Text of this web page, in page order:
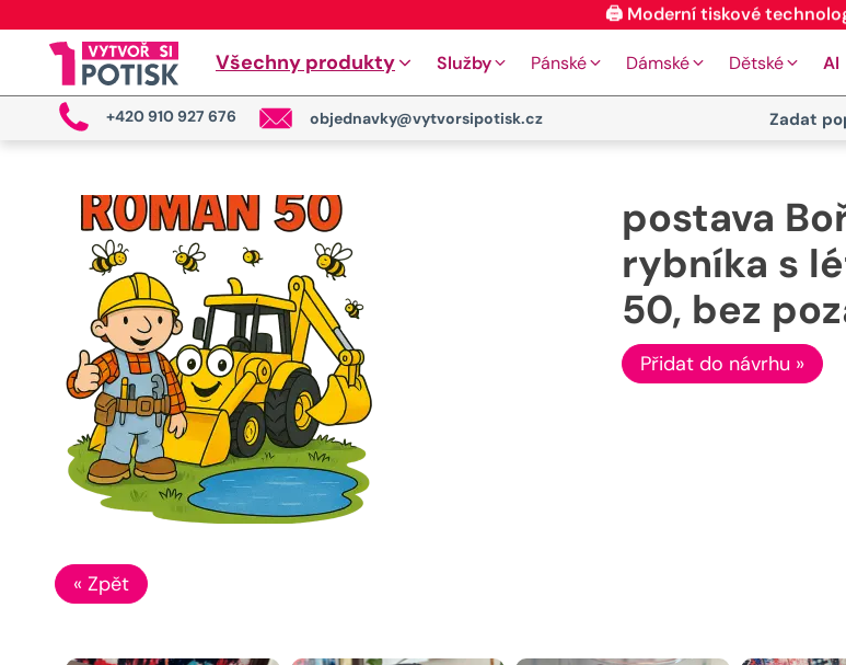
🖨️ Moderní tiskové
Všechny produkty Služby Pánské Dámské Dětské AI
+420 910 927 676 objednavky@vytvorsipotisk.cz Zadat
postava
rybníka s
50, bez
Přidat do návrhu »
« Zpět